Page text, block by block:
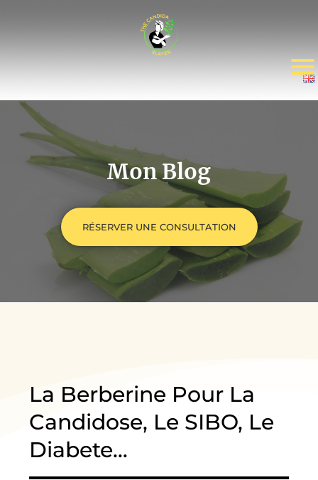
Mon Blog
RÉSERVER UNE CONSULTATION
La Berberine Pour La
Candidose, Le SIBO, Le
Diabete…